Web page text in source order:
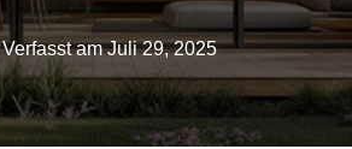
Verfasst amJuli 29, 2025